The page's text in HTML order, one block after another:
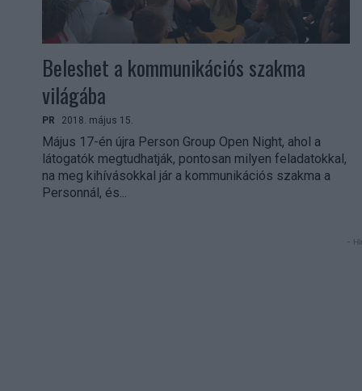
Beleshet a kommunikációs szakma
világába
PR 2018. május 15.
Május 17-én újra Person Group Open Night, ahol a
látogatók megtudhatják, pontosan milyen feladatokkal,
na meg kihívásokkal jár a kommunikációs szakma a
Personnál, és...
-